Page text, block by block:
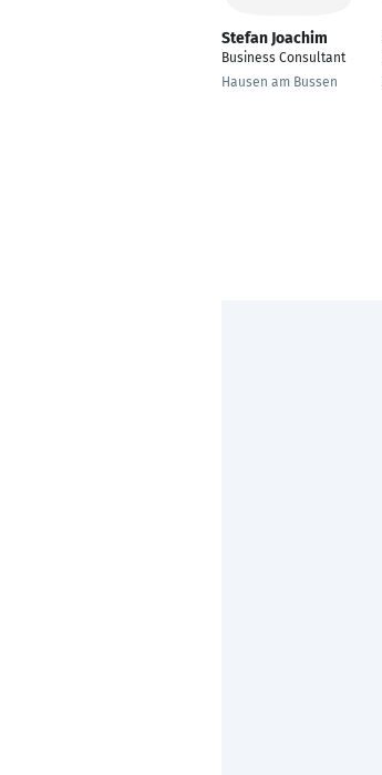
Stefan Joachim
Business Consultant
Hausen am Bussen